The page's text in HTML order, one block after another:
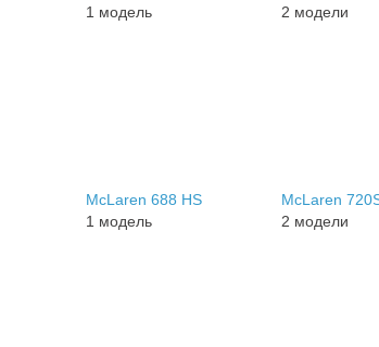
1 модель
2 модели
McLaren 688 HS
1 модель
McLaren
2 модели